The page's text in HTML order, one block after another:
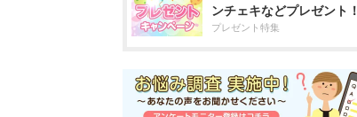
ンチェキなどプレゼント！
プレゼント特集